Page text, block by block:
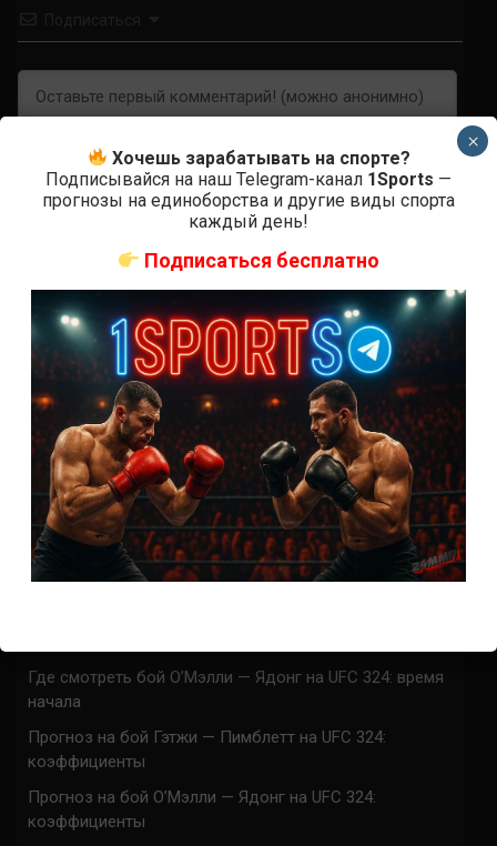
СВЕЖИЕ ЗАПИСИ
ACA 200 прямая трансляция
Марафон боев UFC 325 прямая трансляция
UFC 324 прямая трансляция
Марафон боев UFC 324 прямая трансляция
Где смотреть бой О’Мэлли — Ядонг на UFC 324: время
начала
Прогноз на бой Гэтжи — Пимблетт на UFC 324:
коэффициенты
Прогноз на бой О’Мэлли — Ядонг на UFC 324:
коэффициенты
Хочешь зарабатывать на спорте?
Подписывайся на наш Telegram-канал 1Sports —
прогнозы на единоборства и другие виды спорта
каждый день!
Подписаться бесплатно
×